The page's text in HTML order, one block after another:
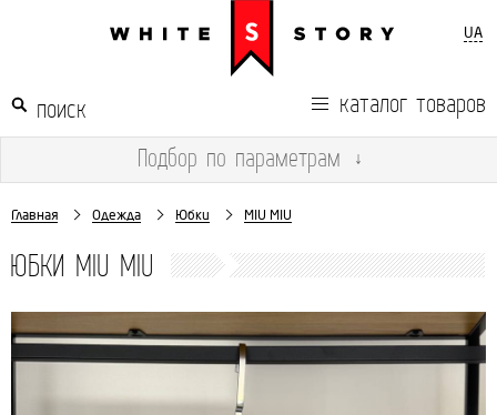
UA
каталог товаров
Подбор по параметрам ↓
Главная Одежда Юбки MIU MIU
ЮБКИ MIU MIU